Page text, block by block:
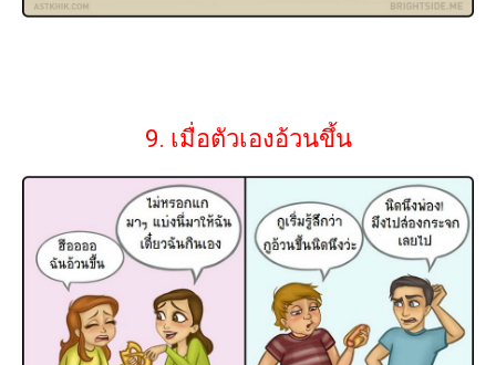
9. เมื่อตัวเองอ้วนขึ้น